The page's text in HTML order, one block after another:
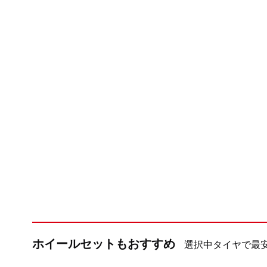
ホイールセットもおすすめ 選択中タイヤで最